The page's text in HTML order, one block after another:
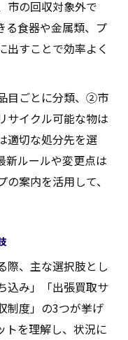
市の回収対象外で
る食器や金属類、プ
出すことで効率よく
目ごとに分類、②市
サイクル可能な物は
適切な処分先を選
新ルールや変更点は
案内を活用して、
際、主な選択肢とし
込み」「出張買取サ
制度」の3つが挙げ
トを理解し、状況に